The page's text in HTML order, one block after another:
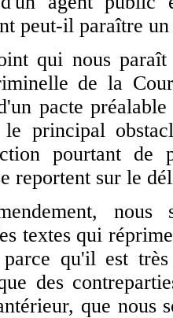
peut-il paraître un
qui nous paraît
de la
pacte
le principal
pourtant de
reportent sur le
nous
textes qui
parce qu'il est
des
que nous